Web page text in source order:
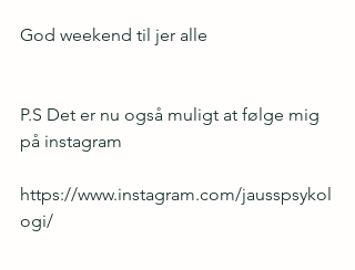
God weekend til jer alle
P.S Det er nu også muligt at følge mig
på instagram
https://www.instagram.com/jausspsykol
ogi/